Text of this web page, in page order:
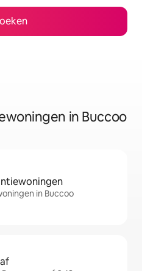
in Buccoo
in Buccoo